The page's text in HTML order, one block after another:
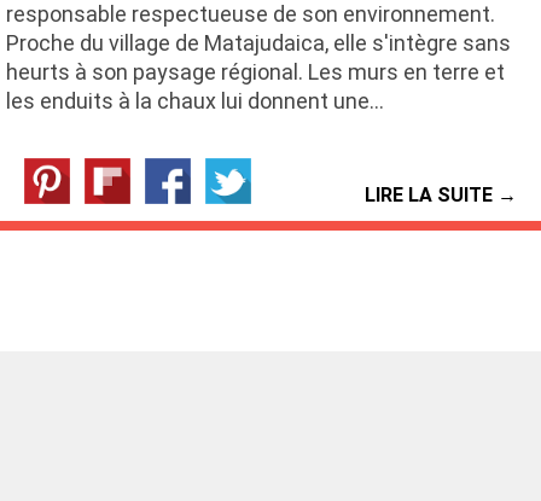
responsable respectueuse de son environnement.
Proche du village de Matajudaica, elle s'intègre sans
heurts à son paysage régional. Les murs en terre et
les enduits à la chaux lui donnent une…
LIRE LA SUITE →